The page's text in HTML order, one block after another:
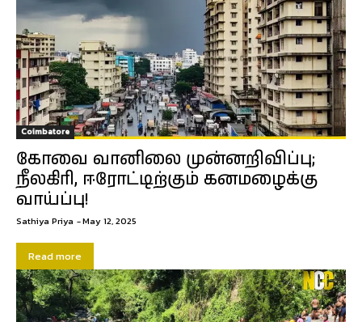
Coimbatore
கோவை வானிலை முன்னறிவிப்பு;
நீலகிரி, ஈரோட்டிற்கும் கனமழைக்கு
வாய்ப்பு!
Sathiya Priya -May 12, 2025
Read more